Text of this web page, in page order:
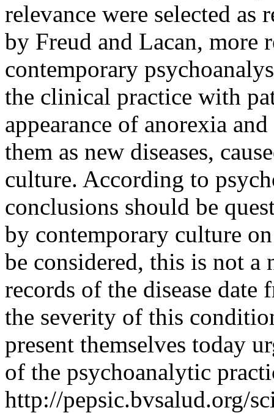
relevance were selected as
by Freud and Lacan, more
contemporary
the clinical practice with
appearance of anorexia
them as new diseases,
culture. According to
conclusions should be
by contemporary culture
be considered, this is not a
records of the disease
the severity of this
present themselves today
of the psychoanalytic
http://pepsic.bvsalud.org/